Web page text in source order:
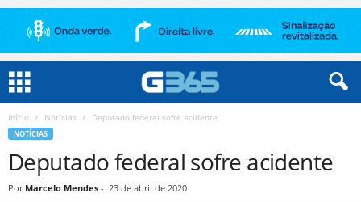
Início Notícias Deputado federal sofre acidente
NOTÍCIAS
Deputado federal sofre acidente
Por Marcelo Mendes - 23 de abril de 2020